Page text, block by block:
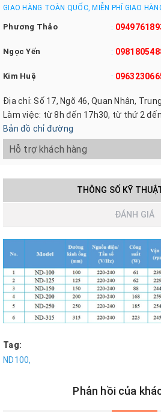
GIAO HÀNG TOÀN QUỐC, MIỄN PHÍ GIAO
Phương Thảo :
Ngọc Yến :
Kim Huệ :
Địa chỉ: Số 17, Ngõ 46, Quan Nhân,
Làm việc: từ 8h đến 17h30, từ thứ 2
Bản đồ chỉ đường
Hỗ trợ khách hàng
THÔNG SỐ KỸ
ĐÁNH GIÁ
Tag:
ND100,
Phản hồi của